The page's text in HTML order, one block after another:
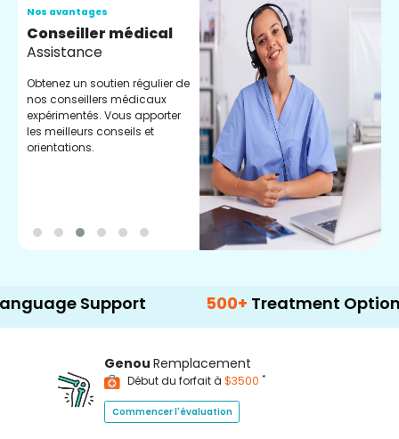
Nos avantages
Conseiller médical
Assistance
Obtenez un soutien régulier de
nos conseillers médicaux
expérimentés. Vous apporter
les meilleurs conseils et
orientations.
Support 500+ Treatment Options
Genou Remplacement
Début du forfait à $3500 *
Commencer l'évaluation